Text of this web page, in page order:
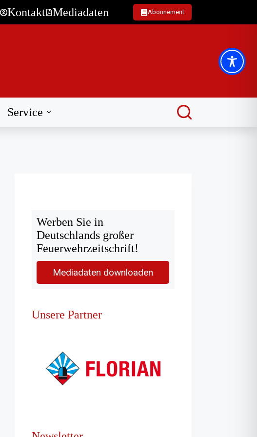
Kontakt Mediadaten Abonnement
Service
Werben Sie in
Deutschlands großer
Feuerwehrzeitschrift!
Mediadaten downloaden
Unsere Partner